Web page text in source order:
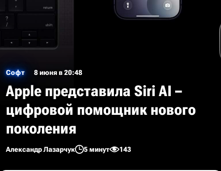
Софт 8 июня в 20:48
Apple представила Siri AI –
цифровой помощник нового
поколения
Александр Лазарчук 5 минут 143